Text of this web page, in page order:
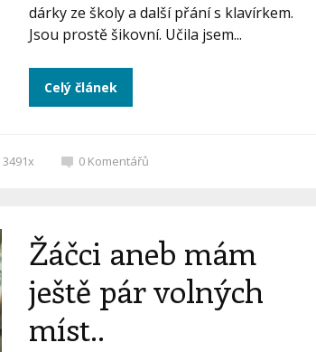
dárky ze školy a další přání s klavírkem.
Jsou prostě šikovní. Učila jsem...
Celý článek
3491x 0 Komentářů
Žáčci aneb mám
ještě pár volných
míst..